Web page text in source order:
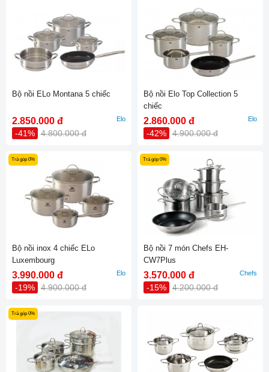
Bộ nồi ELo Montana 5 chiếc
2.850.000 đ
-41% 4.800.000 đ
Elo
Bộ nồi Elo Top Collection 5
chiếc
2.860.000 đ
-42% 4.900.000 đ
Elo
Trả góp 0%
Bộ nồi inox 4 chiếc ELo
Luxembourg
3.990.000 đ
-19% 4.900.000 đ
Elo
Trả góp 0%
Bộ nồi 7 món Chefs EH-
CW7Plus
3.570.000 đ
-15% 4.200.000 đ
Chefs
Trả góp 0%